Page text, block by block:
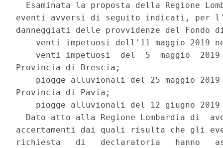
Esaminata la proposta della Regione
eventi avversi di seguito indicati, per
danneggiati delle provvidenze del
venti impetuosi dell'11 maggio 2019
venti impetuosi  del  5  maggio
Provincia di Brescia;
piogge alluvionali del 25 maggio
Provincia di Pavia;
piogge alluvionali del 12 giugno
Dato atto alla Regione Lombardia di
accertamenti dai quali risulta che gli
richiesta   di   declaratoria   hanno